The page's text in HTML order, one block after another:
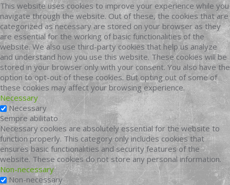
This website uses cookies to improve your experience while you
navigate through the website. Out of these, the cookies that are
categorized as necessary are stored on your browser as they
are essential for the working of basic functionalities of the
website. We also use third-party cookies that help us analyze
and understand how you use this website. These cookies will be
stored in your browser only with your consent. You also have the
option to opt-out of these cookies. But opting out of some of
these cookies may affect your browsing experience.
Necessary
Necessary
Sempre abilitato
Necessary cookies are absolutely essential for the website to
function properly. This category only includes cookies that
ensures basic functionalities and security features of the
website. These cookies do not store any personal information.
Non-necessary
Non-necessary